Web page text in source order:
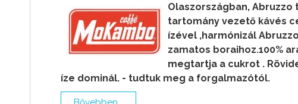
Olaszországban,
tartomány vezető kávés
ízével ,harmónizál
zamatos boraihoz.100%
megtartja a cukrot .
íze dominál. - tudtuk meg a forgalmazótól.